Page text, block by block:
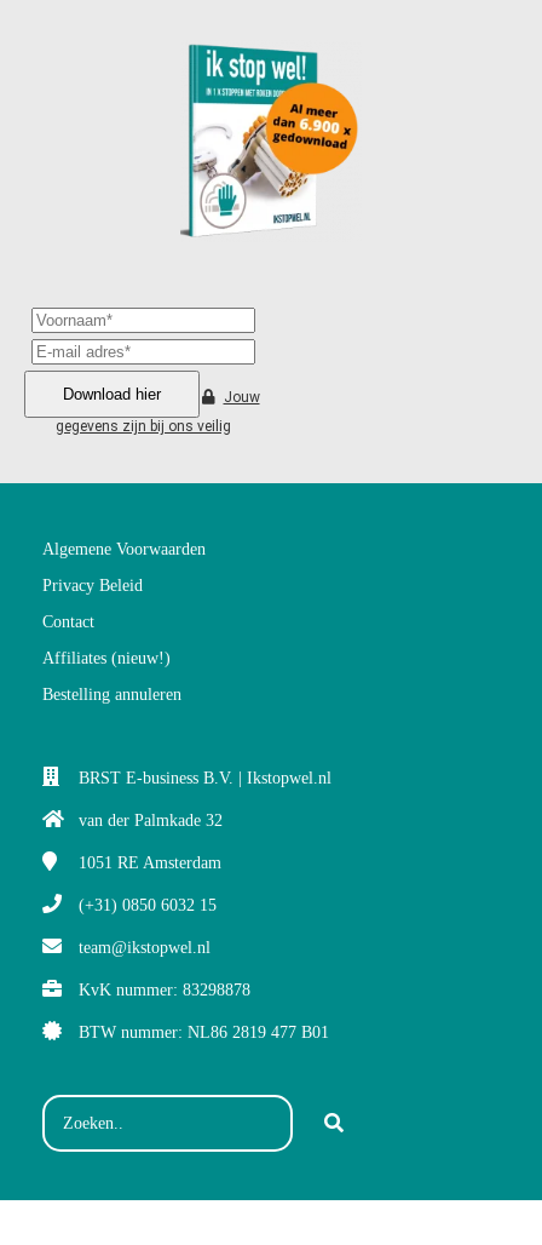
Download hier
Jouw
gegevens zijn bij ons veilig
Algemene Voorwaarden
Privacy Beleid
Contact
Affiliates (nieuw!)
Bestelling annuleren
BRST E-business B.V. | Ikstopwel.nl
van der Palmkade 32
1051 RE Amsterdam
(+31) 0850 6032 15
team@ikstopwel.nl
KvK nummer: 83298878
BTW nummer: NL86 2819 477 B01